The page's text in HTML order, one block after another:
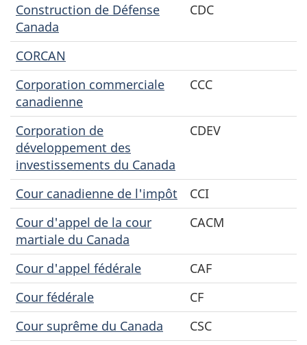
Construction de Défense
Canada
CDC
CORCAN
Corporation commerciale
canadienne
CCC
Corporation de
développement des
investissements du Canada
CDEV
Cour canadienne de l'impôt
CCI
Cour d'appel de la cour
martiale du Canada
CACM
Cour d'appel fédérale
CAF
Cour fédérale
CF
Cour suprême du Canada
CSC